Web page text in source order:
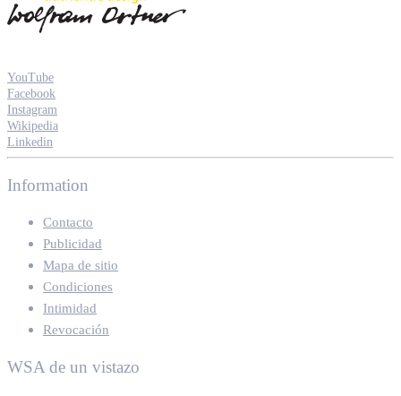
YouTube
Facebook
Instagram
Wikipedia
Linkedin
Information
Contacto
Publicidad
Mapa de sitio
Condiciones
Intimidad
Revocación
WSA de un vistazo